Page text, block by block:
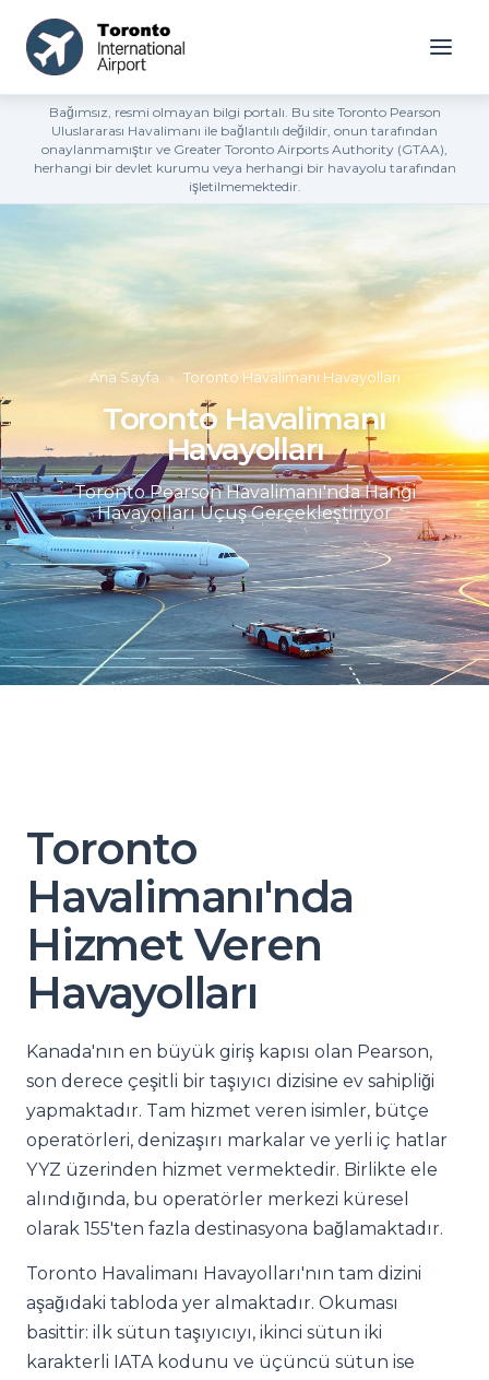
Bağımsız, resmi olmayan bilgi portalı. Bu site Toronto Pearson
Uluslararası Havalimanı ile bağlantılı değildir, onun tarafından
onaylanmamıştır ve Greater Toronto Airports Authority (GTAA),
herhangi bir devlet kurumu veya herhangi bir havayolu tarafından
işletilmemektedir.
Ana Sayfa » Toronto Havalimanı Havayolları
Toronto Havalimanı
Havayolları
Toronto Pearson Havalimanı'nda Hangi
Havayolları Uçuş Gerçekleştiriyor
Toronto
Havalimanı'nda
Hizmet Veren
Havayolları
Kanada'nın en büyük giriş kapısı olan Pearson,
son derece çeşitli bir taşıyıcı dizisine ev sahipliği
yapmaktadır. Tam hizmet veren isimler, bütçe
operatörleri, denizaşırı markalar ve yerli iç hatlar
YYZ üzerinden hizmet vermektedir. Birlikte ele
alındığında, bu operatörler merkezi küresel
olarak 155'ten fazla destinasyona bağlamaktadır.
Toronto Havalimanı Havayolları'nın tam dizini
aşağıdaki tabloda yer almaktadır. Okuması
basittir: ilk sütun taşıyıcıyı, ikinci sütun iki
karakterli IATA kodunu ve üçüncü sütun ise